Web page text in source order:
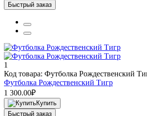
Быстрый заказ
1
Код товара: Футболка Рождественский
Футболка Рождественский Тигр
1 300.00₽
Купить
Быстрый заказ